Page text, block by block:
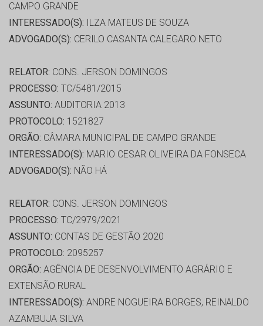
CAMPO GRANDE
INTERESSADO(S): ILZA MATEUS DE SOUZA
ADVOGADO(S): CERILO CASANTA CALEGARO NETO
RELATOR: CONS. JERSON DOMINGOS
PROCESSO: TC/5481/2015
ASSUNTO: AUDITORIA 2013
PROTOCOLO: 1521827
ORGÃO: CÂMARA MUNICIPAL DE CAMPO GRANDE
INTERESSADO(S): MARIO CESAR OLIVEIRA DA FONSECA
ADVOGADO(S): NÃO HÁ
RELATOR: CONS. JERSON DOMINGOS
PROCESSO: TC/2979/2021
ASSUNTO: CONTAS DE GESTÃO 2020
PROTOCOLO: 2095257
ORGÃO: AGÊNCIA DE DESENVOLVIMENTO AGRÁRIO E
EXTENSÃO RURAL
INTERESSADO(S): ANDRE NOGUEIRA BORGES, REINALDO
AZAMBUJA SILVA